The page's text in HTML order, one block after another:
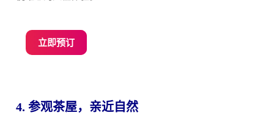
立即预订
4. 参观茶屋，亲近自然